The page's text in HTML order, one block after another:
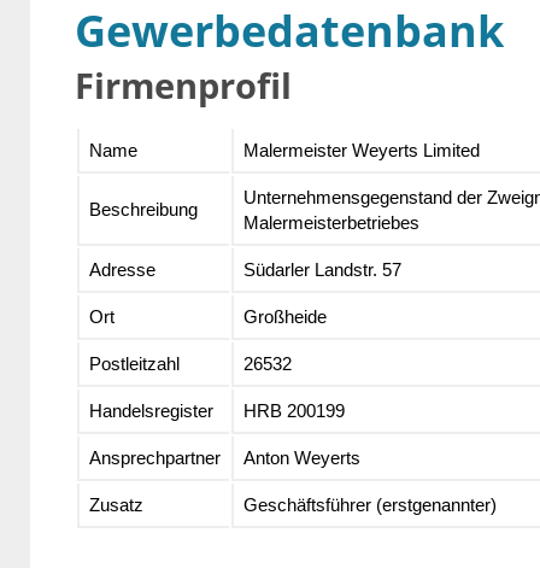
Gewerbedatenbank
Firmenprofil
Name Malermeister Weyerts Limited
Beschreibung
Unternehmensgegenstand der
Malermeisterbetriebes
Adresse Südarler Landstr. 57
Ort Großheide
Postleitzahl 26532
Handelsregister HRB 200199
Ansprechpartner Anton Weyerts
Zusatz Geschäftsführer (erstgenannter)